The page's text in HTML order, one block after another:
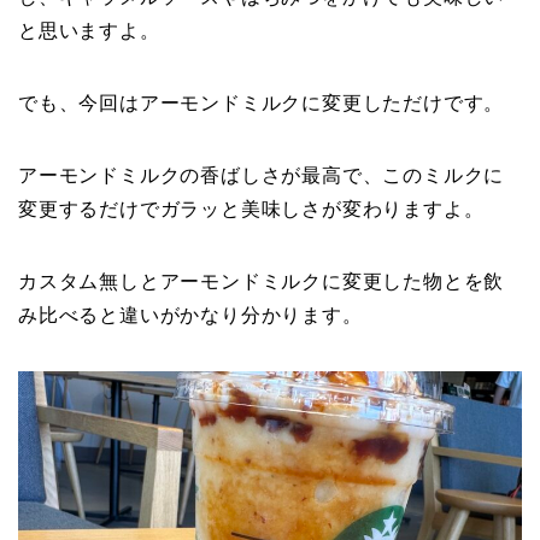
と思いますよ。
でも、今回はアーモンドミルクに変更しただけです。
アーモンドミルクの香ばしさが最高で、このミルクに
変更するだけでガラッと美味しさが変わりますよ。
カスタム無しとアーモンドミルクに変更した物とを飲
み比べると違いがかなり分かります。